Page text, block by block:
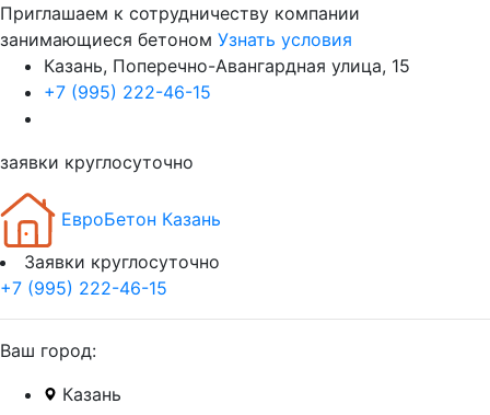
Приглашаем к сотрудничеству компании
занимающиеся бетоном Узнать условия
Казань, Поперечно-Авангардная улица, 15
+7 (995) 222-46-15
заявки круглосуточно
ЕвроБетон Казань
Заявки круглосуточно
+7 (995) 222-46-15
Ваш город:
Казань